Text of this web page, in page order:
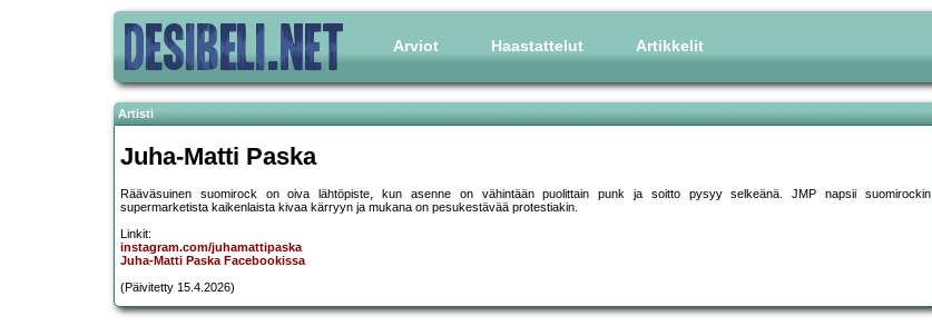
Arviot Haastattelut Artikkelit
Artisti
Juha-Matti Paska
Rääväsuinen suomirock on oiva lähtöpiste, kun asenne on vähintään puolittain punk ja soitto pysyy selkeänä. JMP napsii suomirockin
supermarketista kaikenlaista kivaa kärryyn ja mukana on pesukestävää protestiakin.
Linkit:
instagram.com/juhamattipaska
Juha-Matti Paska Facebookissa
(Päivitetty 15.4.2026)